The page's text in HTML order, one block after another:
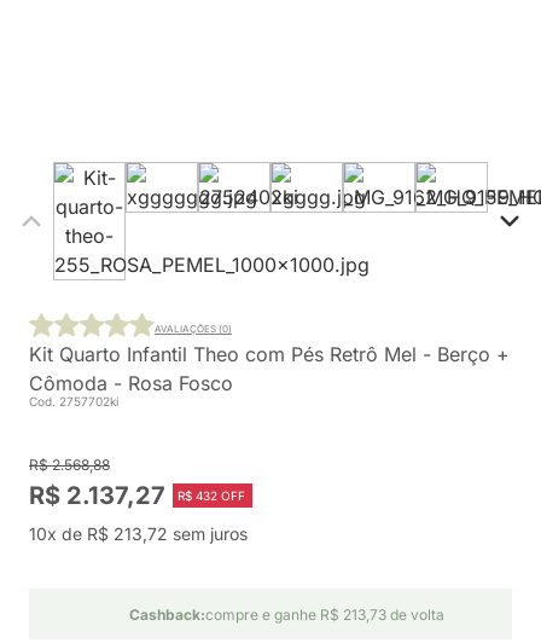
Kit Quarto Infantil Theo com Pés Retrô Mel - Berço +
Cômoda - Rosa Fosco
Cod. 2757702ki
AVALIAÇÕES (0)
R$ 2.568,88
R$ 2.137,27 R$ 432 OFF
10x de R$ 213,72 sem juros
Cashback:compre e ganhe R$ 213,73 de volta